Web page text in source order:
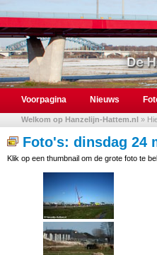
Voorpagina Nieuws
Welkom op Hanzelijn-Hattem.nl »
Foto's: dinsdag 24
Klik op een thumbnail om de grote foto te